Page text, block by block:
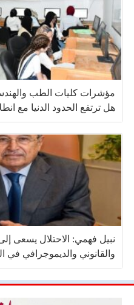
هل ترتفع الحدود الدنيا مع
نبيل فهمي: الاحتلال يسعى إلى
والقانوني والديموجرافي في